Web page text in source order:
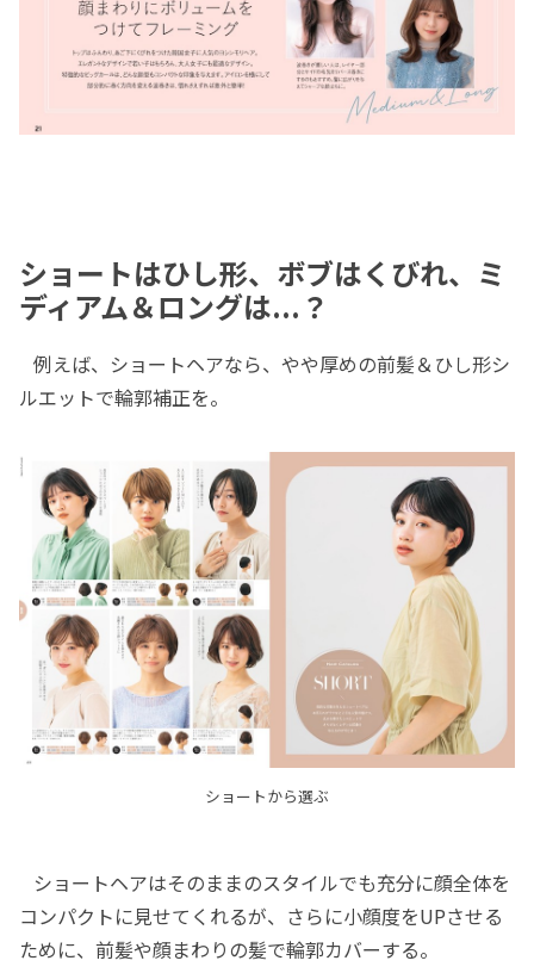
ショートはひし形、ボブはくびれ、ミ
ディアム＆ロングは...？
例えば、ショートヘアなら、やや厚めの前髪＆ひし形シ
ルエットで輪郭補正を。
ショートから選ぶ
ショートヘアはそのままのスタイルでも充分に顔全体を
コンパクトに見せてくれるが、さらに小顔度をUPさせる
ために、前髪や顔まわりの髪で輪郭カバーする。